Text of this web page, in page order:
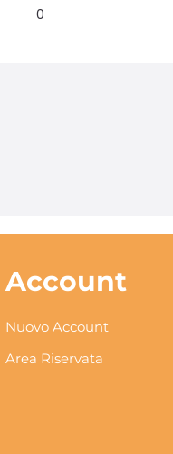
0
Account
Nuovo Account
Area Riservata